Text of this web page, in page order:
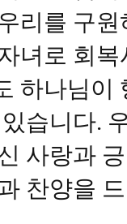
리를 구
녀로 회
하나님이
습니다.
사랑과
찬양을